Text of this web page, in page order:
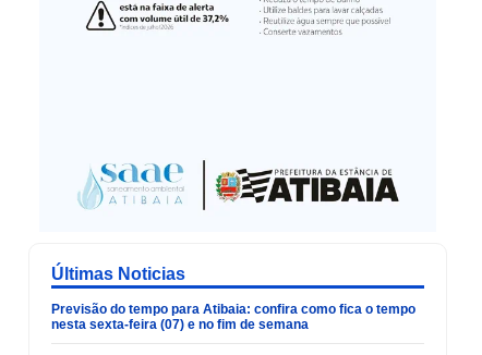
Últimas Noticias
Previsão do tempo para Atibaia: confira como fica o tempo
nesta sexta-feira (07) e no fim de semana